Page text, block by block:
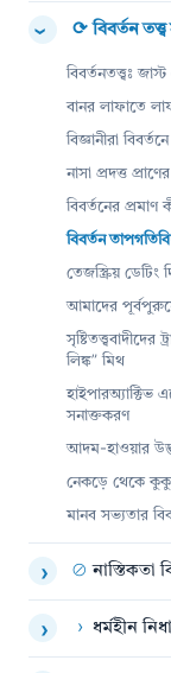
› ⟳ বিবর্তন
বিবর্তনতত্ত্বঃ
বানর লাফাতে
বিজ্ঞানীরা
নাসা প্রদত্ত
বিবর্তনের প্রমাণ
বিবর্তন
তেজস্ক্রিয় ডেটিং
আমাদের
লিঙ্ক” মিথ
হাইপারঅ্যাক্টিভ
সনাক্তকরণ
আদম-হাওয়ার
নেকড়ে থেকে কুকুর
মানব সভ্যতার
› ⊘ নাস্তিকতা
› › ধর্মহীন